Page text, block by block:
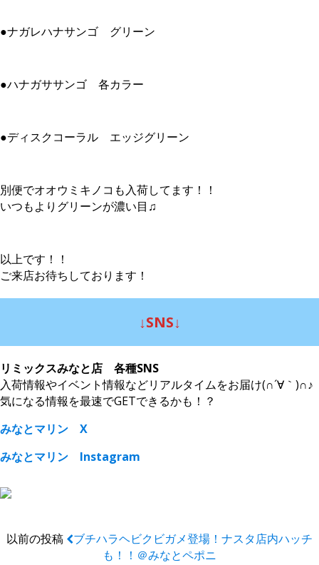
●ナガレハナサンゴ グリーン
●ハナガササンゴ 各カラー
●ディスクコーラル エッジグリーン
別便でオオウミキノコも入荷してます！！
いつもよりグリーンが濃い目♫
以上です！！
ご来店お待ちしております！
↓SNS↓
リミックスみなと店 各種SNS
入荷情報やイベント情報などリアルタイムをお届け(∩´∀｀)∩♪
気になる情報を最速でGETできるかも！？
みなとマリン X
みなとマリン Instagram
以前の投稿
ブチハラヘビクビガメ登場！ナスタ店内ハッチ
も！！＠みなとペポニ